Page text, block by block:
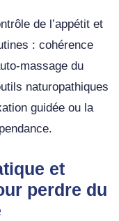
de l’appétit et
: cohérence
massage du
naturopathiques
guidée ou la
et
perdre du